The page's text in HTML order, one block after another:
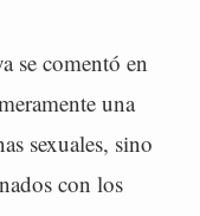
se comentó en
una
sexuales, sino
con los